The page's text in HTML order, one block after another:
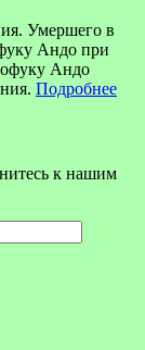
Умершего в
Андо при
Андо
Подробнее
к нашим